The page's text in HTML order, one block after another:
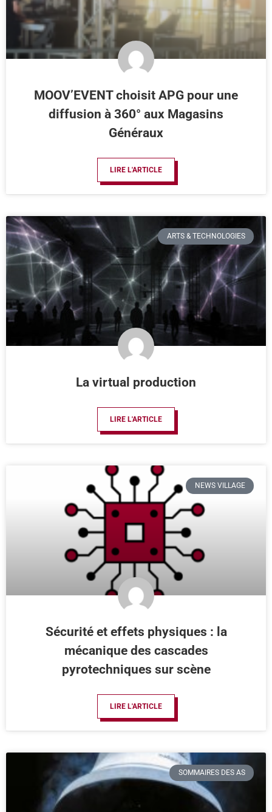
MOOV’EVENT choisit APG pour une
diffusion à 360° aux Magasins
Généraux
LIRE L'ARTICLE
ARTS & TECHNOLOGIES
La virtual production
LIRE L'ARTICLE
NEWS VILLAGE
Sécurité et effets physiques : la
mécanique des cascades
pyrotechniques sur scène
LIRE L'ARTICLE
SOMMAIRES DES AS